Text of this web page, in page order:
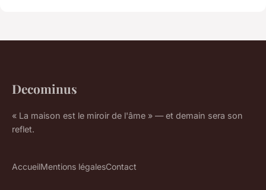
Decominus
« La maison est le miroir de l'âme » — et demain sera son
reflet.
AccueilMentions légalesContact